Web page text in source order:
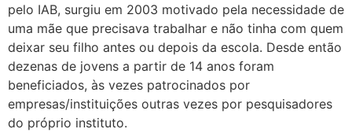
pelo IAB, surgiu em 2003 motivado pela necessidade de
uma mãe que precisava trabalhar e não tinha com quem
deixar seu filho antes ou depois da escola. Desde então
dezenas de jovens a partir de 14 anos foram
beneficiados, às vezes patrocinados por
empresas/instituições outras vezes por pesquisadores
do próprio instituto.